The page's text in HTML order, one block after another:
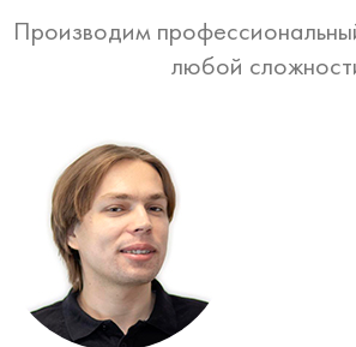
Производим
любой